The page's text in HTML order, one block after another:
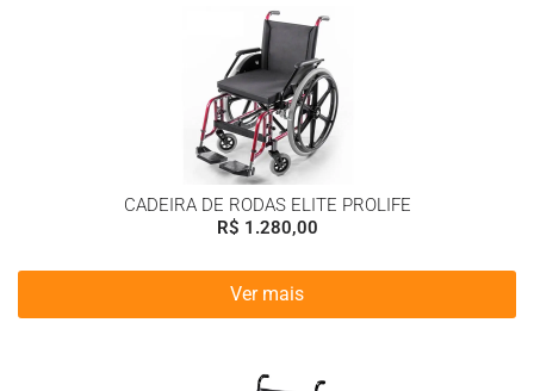
CADEIRA DE RODAS ELITE PROLIFE
R$ 1.280,00
Ver mais